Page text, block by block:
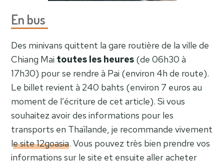
En bus
Des minivans quittent la gare routière de la ville de
Chiang Mai toutes les heures (de 06h30 à
17h30) pour se rendre à Pai (environ 4h de route).
Le billet revient à 240 bahts (environ 7 euros au
moment de l’écriture de cet article). Si vous
souhaitez avoir des informations pour les
transports en Thaïlande, je recommande vivement
le site 12goasia. Vous pouvez très bien prendre vos
informations sur le site et ensuite aller acheter